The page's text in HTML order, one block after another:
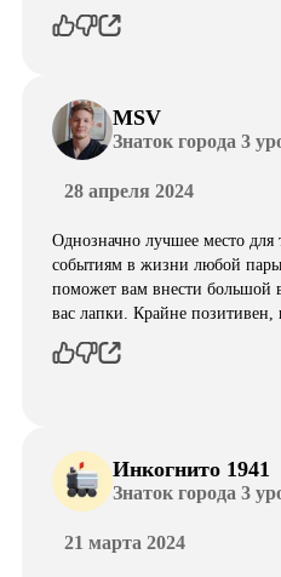
MSV
Знаток города 3
28 апреля 2024
Однозначно лучшее место для
событиям в жизни любой
поможет вам внести большой
вас лапки. Крайне позитивен,
Инкогнито 1941
Знаток города 3
21 марта 2024